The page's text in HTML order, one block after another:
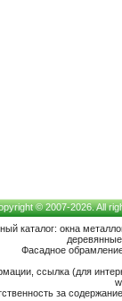
© 2007-2026. All
каталог: окна
Фасадное
ссылка (для
за